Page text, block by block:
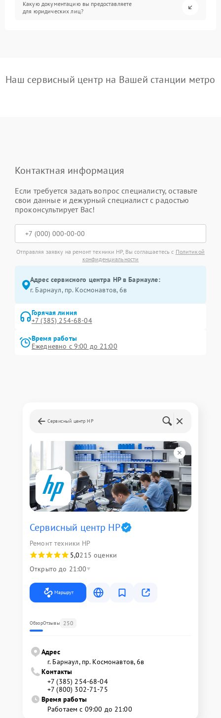
Какую документацию вы предоставляете
для юридических лиц?
Наш сервисный центр на Вашей станции метро
Контактная информация
Если требуется задать вопрос специалисту, оставьте
свои данные и дежурный специалист с радостью
проконсультирует Вас!
Отправляя заявку на ремонт техники HP, Вы соглашаетесь с Политикой
конфиденциальности
Адрес сервисного центра HP в Барнауле:
г. Барнаул, ​пр. Космонавтов, 6в
Горячая линия
+7 (385) 254-68-04
Время работы
Ежедневно с 9:00 до 21:00
Сервисный центр HP
Сервисный центр HP
Ремонт техники HP
5,0215 оценки
Открыто до 21:00
Маршрут
ОбзорОтзывы 250
Адрес
г. Барнаул, ​пр. Космонавтов, 6в
Контакты
+7 (385) 254-68-04
+7 (800) 302-71-75
Время работы
Работаем с 09:00 до 21:00